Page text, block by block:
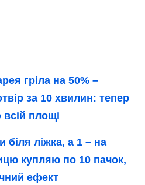
гріла на 50% –
за 10 хвилин: тепер
всій площі
біля ліжка, а 1 – на
купляю по 10 пачок,
ефект